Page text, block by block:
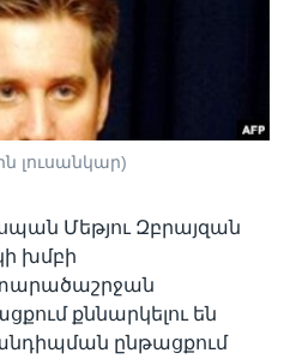
լուսանկար)
Մեթյու Զբրայզան
խմբի
քննարկելու են
ընթացքում